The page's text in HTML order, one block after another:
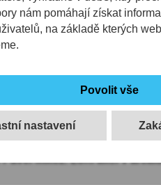
nám pomáhají získat
na základě kterých
nastavení
"nevíme,
přípravy na letní hudební
stále nevědí, zda budou
s koronavirem
pro rozhodnutí je
Mikez. Loni akci v